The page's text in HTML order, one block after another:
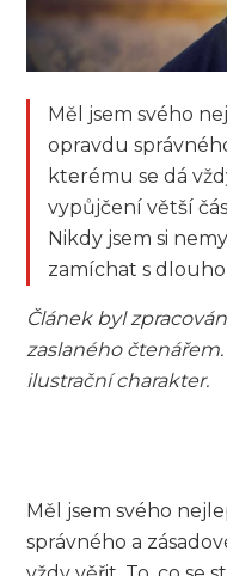
Měl jsem svého
opravdu
kterému se dá
vypůjčení větší
Nikdy jsem si
zamíchat s
Článek byl
zaslaného
ilustrační charakter.
Měl jsem svého
správného a